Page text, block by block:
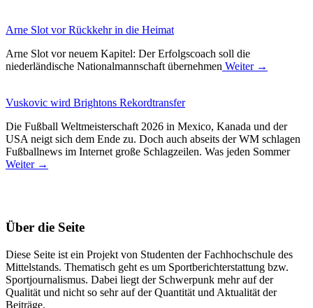
Arne Slot vor Rückkehr in die Heimat
Arne Slot vor neuem Kapitel: Der Erfolgscoach soll die
niederländische Nationalmannschaft übernehmen Weiter →
Vuskovic wird Brightons Rekordtransfer
Die Fußball Weltmeisterschaft 2026 in Mexico, Kanada und der
USA neigt sich dem Ende zu. Doch auch abseits der WM schlagen
Fußballnews im Internet große Schlagzeilen. Was jeden Sommer
Weiter →
Über die Seite
Diese Seite ist ein Projekt von Studenten der Fachhochschule des
Mittelstands. Thematisch geht es um Sportberichterstattung bzw.
Sportjournalismus. Dabei liegt der Schwerpunk mehr auf der
Qualität und nicht so sehr auf der Quantität und Aktualität der
Beiträge.